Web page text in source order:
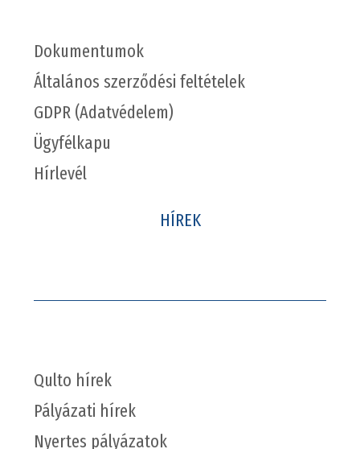
Dokumentumok
Általános szerződési feltételek
GDPR (Adatvédelem)
Ügyfélkapu
Hírlevél
HÍREK
Qulto hírek
Pályázati hírek
Nyertes pályázatok